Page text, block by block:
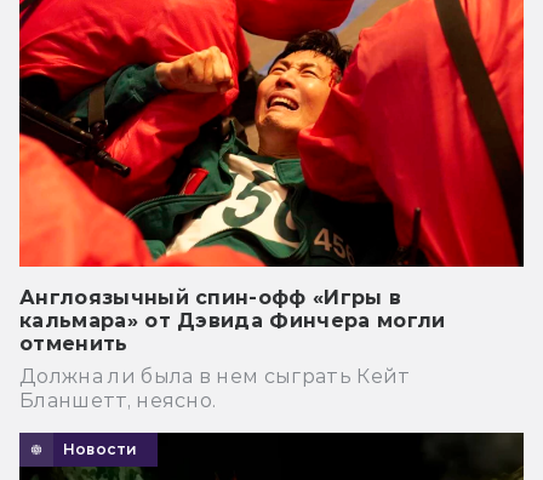
Англоязычный спин-офф «Игры в
кальмара» от Дэвида Финчера могли
отменить
Должна ли была в нем сыграть Кейт
Бланшетт, неясно.
Новости